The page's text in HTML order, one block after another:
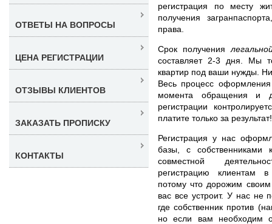
регистрация по месту
получения
права.
Срок получения
составляет 2-3 дня. Мы
квартир под ваши нужды.
Весь процесс
момента обращения и
регистрации
платите только за результат!
Регистрация у нас
базы, с собственниками
совместной
регистрацию клиентам
потому что дорожим
вас все устроит. У нас не
где собственник против
но если вам необходим
ОТВЕТЫ НА ВОПРОСЫ
ЦЕНА РЕГИСТРАЦИИ
ОТЗЫВЫ КЛИЕНТОВ
ЗАКАЗАТЬ ПРОПИСКУ
КОНТАКТЫ